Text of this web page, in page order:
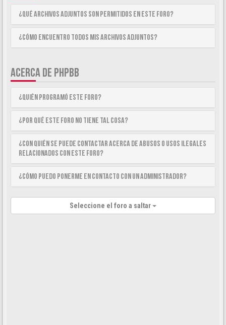
¿Qué archivos adjuntos son permitidos en este foro?
¿Cómo encuentro todos mis archivos adjuntos?
ACERCA DE PHPBB
¿Quién programó este foro?
¿Por qué este foro no tiene tal cosa?
¿Con quién se puede contactar acerca de abusos o usos ilegales
relacionados con este foro?
¿Cómo puedo ponerme en contacto con un Administrador?
Seleccione el foro a saltar